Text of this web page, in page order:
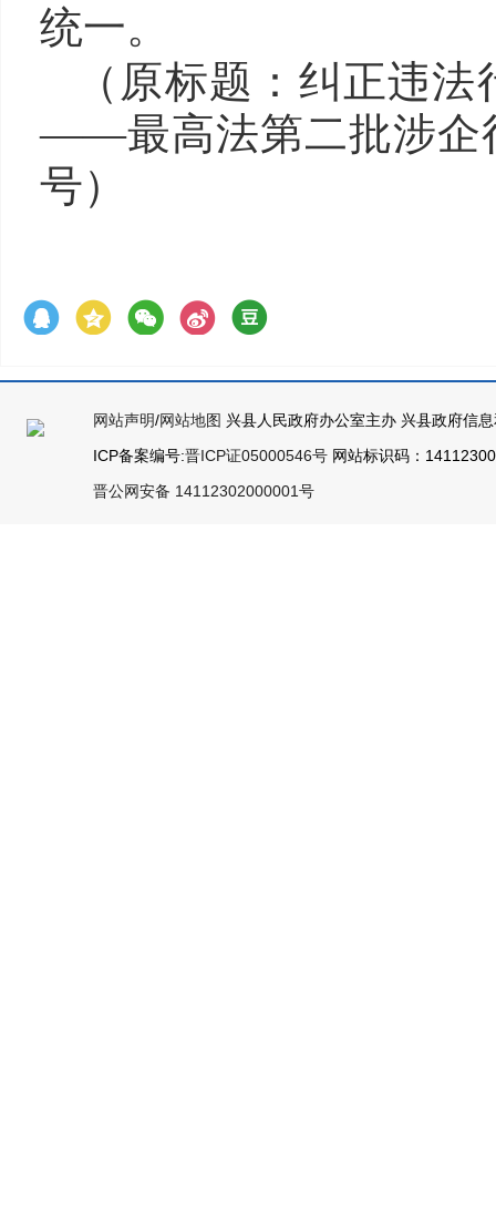
统一。
（原标题：纠正违
——最高法第二批涉企
号）
网站声明/网站地图 兴县人民政府办公室主办 兴县政府信
ICP备案编号:晋ICP证05000546号 网站标识码：
晋公网安备 14112302000001号